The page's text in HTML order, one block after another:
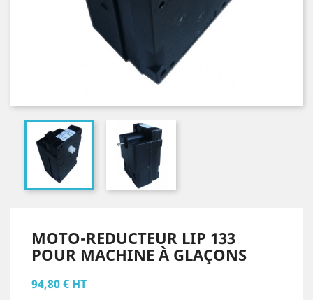
MOTO-REDUCTEUR LIP 133
POUR MACHINE À GLAÇONS
94,80 € HT